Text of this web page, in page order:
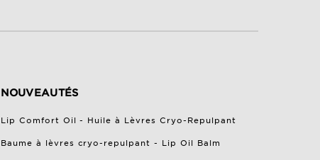
NOUVEAUTÉS
Lip Comfort Oil - Huile à Lèvres Cryo-Repulpant
Baume à lèvres cryo-repulpant - Lip Oil Balm